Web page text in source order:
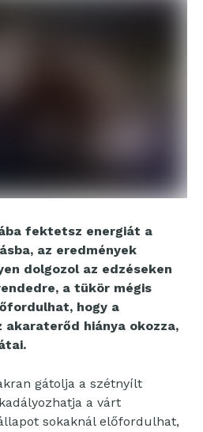
fektetsz energiát a
az eredmények
dolgozol az edzéseken
a tükör mégis
hogy a
akaraterőd hiánya okozza,
gátolja a szétnyílt
a várt
sokaknál előfordulhat,